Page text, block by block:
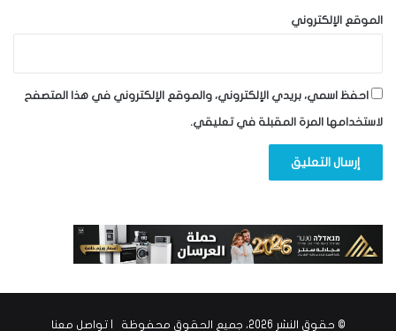
الموقع الإلكتروني
احفظ اسمي، بريدي الإلكتروني، والموقع الإلكتروني في هذا المتصفح
لاستخدامها المرة المقبلة في تعليقي.
© حقوق النشر 2026، جميع الحقوق محفوظة | تواصل معنا